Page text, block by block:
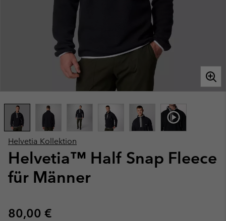
Helvetia Kollektion
Helvetia™ Half Snap Fleece
für Männer
Regular price:
80,00 €